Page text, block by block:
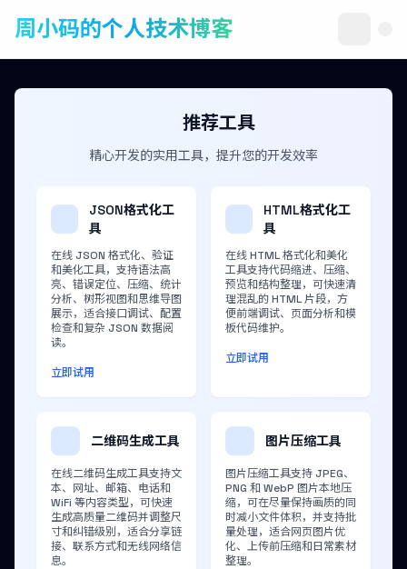
周小码的个人技术博客
推荐工具
精心开发的实用工具，提升您的开发效率
JSON格式化工
具
在线 JSON 格式化、验证
和美化工具，支持语法高
亮、错误定位、压缩、统计
分析、树形视图和思维导图
展示，适合接口调试、配置
检查和复杂 JSON 数据阅
读。
立即试用
HTML格式化工
具
在线 HTML 格式化和美化
工具支持代码缩进、压缩、
预览和结构整理，可快速清
理混乱的 HTML 片段，方
便前端调试、页面分析和模
板代码维护。
立即试用
二维码生成工具
在线二维码生成工具支持文
本、网址、邮箱、电话和
WiFi 等内容类型，可快速
生成高质量二维码并调整尺
寸和纠错级别，适合分享链
接、联系方式和无线网络信
息。
图片压缩工具
图片压缩工具支持 JPEG、
PNG 和 WebP 图片本地压
缩，可在尽量保持画质的同
时减小文件体积，并支持批
量处理，适合网页图片优
化、上传前压缩和日常素材
整理。